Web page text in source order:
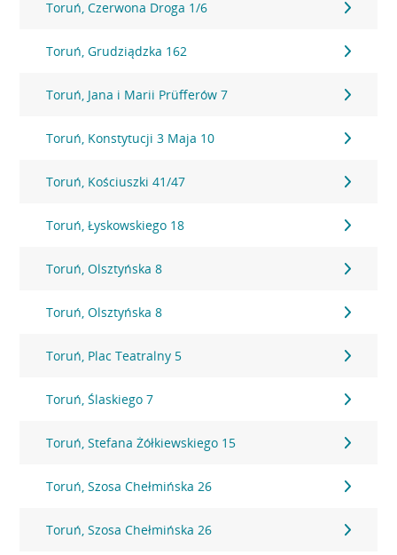
Toruń, Czerwona Droga 1/6
Toruń, Grudziądzka 162
Toruń, Jana i Marii Prüfferów 7
Toruń, Konstytucji 3 Maja 10
Toruń, Kościuszki 41/47
Toruń, Łyskowskiego 18
Toruń, Olsztyńska 8
Toruń, Olsztyńska 8
Toruń, Plac Teatralny 5
Toruń, Ślaskiego 7
Toruń, Stefana Żółkiewskiego 15
Toruń, Szosa Chełmińska 26
Toruń, Szosa Chełmińska 26